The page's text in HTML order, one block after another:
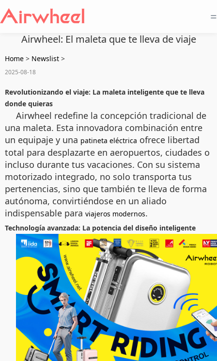
=
Airwheel: El maleta que te lleva de viaje
Home > Newslist >
2025-08-18
Revolutionizando el viaje: La maleta inteligente que te lleva
donde quieras
Airwheel redefine la concepción tradicional de
una maleta. Esta innovadora combinación entre
un equipaje y una patineta eléctrica ofrece libertad
total para desplazarte en aeropuertos, ciudades o
incluso durante tus vacaciones. Con su sistema
motorizado integrado, no solo transporta tus
pertenencias, sino que también te lleva de forma
autónoma, convirtiéndose en un aliado
indispensable para viajeros modernos.
Technología avanzada: La potencia del diseño inteligente